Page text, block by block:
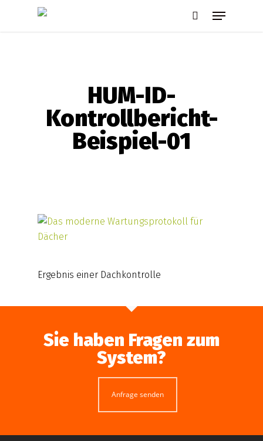
Menu
HUM-ID-
Kontrollbericht-
Beispiel-01
Ergebnis einer Dachkontrolle
Sie haben Fragen zum
System?
Anfrage senden